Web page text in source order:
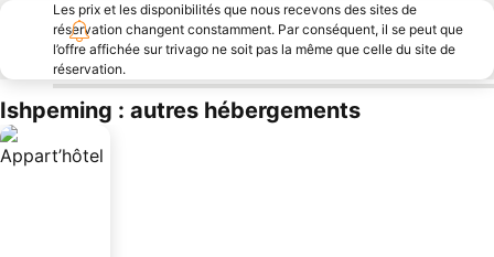
Les prix et les disponibilités que nous recevons des sites de
réservation changent constamment. Par conséquent, il se peut que
l’offre affichée sur trivago ne soit pas la même que celle du site de
réservation.
Ishpeming : autres hébergements